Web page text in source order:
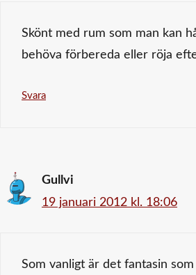
Skönt med rum som man kan
behöva förbereda eller röja
Svara
Gullvi
19 januari 2012 kl. 18:06
Som vanligt är det fantasin